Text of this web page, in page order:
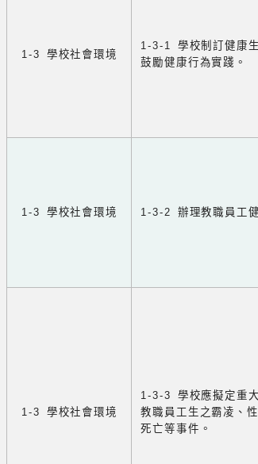
1-3 學校社會環境
1-3-1 學校制訂健康
鼓勵健康行為實踐。
1-3 學校社會環境 1-3-2 辦理教職員工
1-3 學校社會環境
1-3-3 學校應擬定重
教職員工生之霸凌、
死亡等事件。